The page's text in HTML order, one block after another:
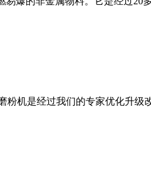
粉机是经过我们的专家优化升级